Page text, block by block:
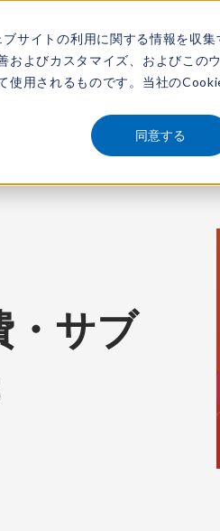
サイトの利用に関する情報を収集
およびカスタマイズ、およびこの
使用されるものです。当社の
同意する
調査レポートレポートを探す動画
・サブ